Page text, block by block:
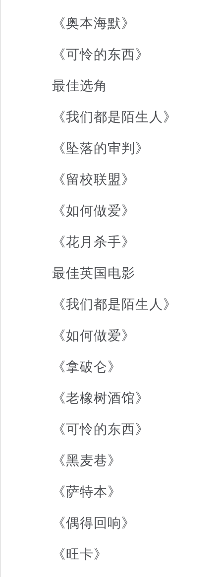
《奥本海默》
《可怜的东西》
最佳选角
《我们都是陌生人》
《坠落的审判》
《留校联盟》
《如何做爱》
《花月杀手》
最佳英国电影
《我们都是陌生人》
《如何做爱》
《拿破仑》
《老橡树酒馆》
《可怜的东西》
《黑麦巷》
《萨特本》
《偶得回响》
《旺卡》